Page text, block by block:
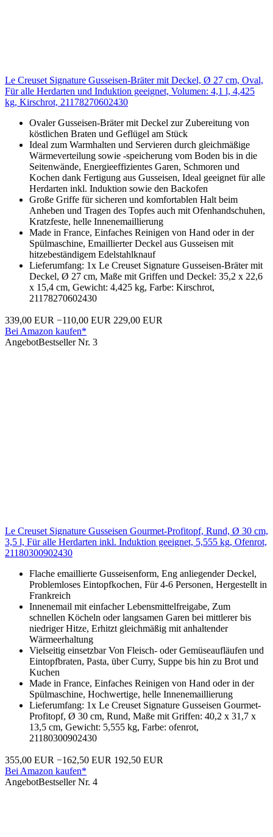
Le Creuset Signature Gusseisen-Bräter mit Deckel, Ø 27 cm, Oval,
Für alle Herdarten und Induktion geeignet, Volumen: 4,1 l, 4,425
kg, Kirschrot, 21178270602430
Ovaler Gusseisen-Bräter mit Deckel zur Zubereitung von
köstlichen Braten und Geflügel am Stück
Ideal zum Warmhalten und Servieren durch gleichmäßige
Wärmeverteilung sowie -speicherung vom Boden bis in die
Seitenwände, Energieeffizientes Garen, Schmoren und
Kochen dank Fertigung aus Gusseisen, Ideal geeignet für alle
Herdarten inkl. Induktion sowie den Backofen
Große Griffe für sicheren und komfortablen Halt beim
Anheben und Tragen des Topfes auch mit Ofenhandschuhen,
Kratzfeste, helle Innenemaillierung
Made in France, Einfaches Reinigen von Hand oder in der
Spülmaschine, Emaillierter Deckel aus Gusseisen mit
hitzebeständigem Edelstahlknauf
Lieferumfang: 1x Le Creuset Signature Gusseisen-Bräter mit
Deckel, Ø 27 cm, Maße mit Griffen und Deckel: 35,2 x 22,6
x 15,4 cm, Gewicht: 4,425 kg, Farbe: Kirschrot,
21178270602430
339,00 EUR −110,00 EUR 229,00 EUR
Bei Amazon kaufen*
AngebotBestseller Nr. 3
Le Creuset Signature Gusseisen Gourmet-Profitopf, Rund, Ø 30 cm,
3,5 l, Für alle Herdarten inkl. Induktion geeignet, 5,555 kg, Ofenrot,
21180300902430
Flache emaillierte Gusseisenform, Eng anliegender Deckel,
Problemloses Eintopfkochen, Für 4-6 Personen, Hergestellt in
Frankreich
Innenemail mit einfacher Lebensmittelfreigabe, Zum
schnellen Köcheln oder langsamen Garen bei mittlerer bis
niedriger Hitze, Erhitzt gleichmäßig mit anhaltender
Wärmeerhaltung
Vielseitig einsetzbar Von Fleisch- oder Gemüseaufläufen und
Eintopfbraten, Pasta, über Curry, Suppe bis hin zu Brot und
Kuchen
Made in France, Einfaches Reinigen von Hand oder in der
Spülmaschine, Hochwertige, helle Innenemaillierung
Lieferumfang: 1x Le Creuset Signature Gusseisen Gourmet-
Profitopf, Ø 30 cm, Rund, Maße mit Griffen: 40,2 x 31,7 x
13,5 cm, Gewicht: 5,555 kg, Farbe: ofenrot,
21180300902430
355,00 EUR −162,50 EUR 192,50 EUR
Bei Amazon kaufen*
AngebotBestseller Nr. 4